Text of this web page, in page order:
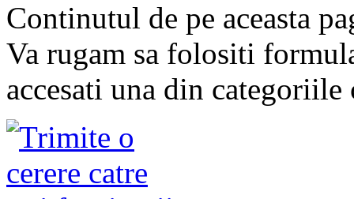
Continutul de pe aceasta
Va rugam sa folositi
accesati una din categoriile